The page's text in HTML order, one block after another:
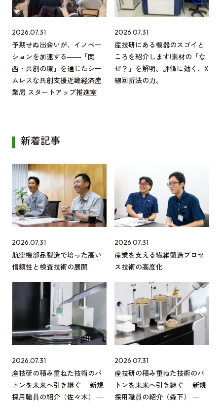
2026.07.31
予期せぬ出会いが、イノベー
ションを加速する――「関
西・共創の環」を通じたシー
ムレスな共創支援近畿経済産
業局 スタートアップ推進室
2026.07.31
産技研にある機器のスゴイと
ころを紹介します!素材の「な
ぜ？」を解明。評価に効く、X
線回折法の力。
新着記事
2026.07.31
航空機部品製造で培った高い
信頼性と検査技術の展開
2026.07.31
産業を支える繊維製造プロセ
ス技術の高度化
2026.07.31
産技研の積み重ねた技術のバ
トンを未来へ引き継ぐ― 新規
採用職員の紹介（佐々木） ―
2026.07.31
産技研の積み重ねた技術のバ
トンを未来へ引き継ぐ― 新規
採用職員の紹介（森下） ―